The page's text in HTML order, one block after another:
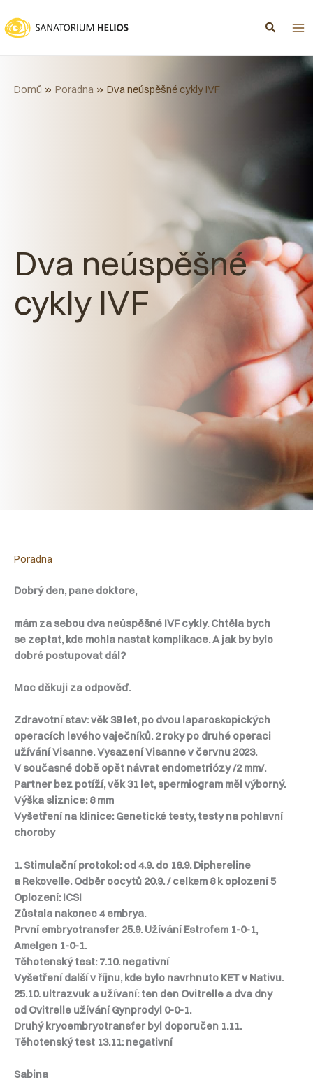
na
obsah
Dva neúspěšné
cykly IVF
Domů Poradna Dva neúspěšné cykly IVF
Poradna
Dobrý den, pane doktore,
mám za sebou dva neúspěšné IVF cykly. Chtěla bych
se zeptat, kde mohla nastat komplikace. A jak by bylo
dobré postupovat dál?
Moc děkuji za odpověď.
Zdravotní stav: věk 39 let, po dvou laparoskopických
operacích levého vaječníků. 2 roky po druhé operaci
užívání Visanne. Vysazení Visanne v červnu 2023.
V současné době opět návrat endometriózy /2 mm/.
Partner bez potíží, věk 31 let, spermiogram měl výborný.
Výška sliznice: 8 mm
Vyšetření na klinice: Genetické testy, testy na pohlavní
choroby
1. Stimulační protokol: od 4.9. do 18.9. Diphereline
a Rekovelle. Odběr oocytů 20.9. / celkem 8 k oplození 5
Oplození: ICSI
Zůstala nakonec 4 embrya.
První embryotransfer 25.9. Užívání Estrofem 1-0-1,
Amelgen 1-0-1.
Těhotenský test: 7.10. negativní
Vyšetření další v říjnu, kde bylo navrhnuto KET v Nativu.
25.10. ultrazvuk a užívaní: ten den Ovitrelle a dva dny
od Ovitrelle užívání Gynprodyl 0-0-1.
Druhý kryoembryotransfer byl doporučen 1.11.
Těhotenský test 13.11: negativní
Sabina